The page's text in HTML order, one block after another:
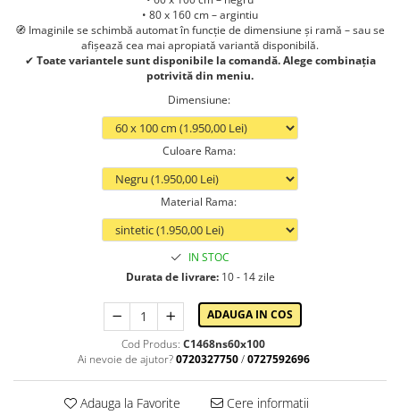
• 80 x 160 cm – argintiu
🧭 Imaginile se schimbă automat în funcție de dimensiune și ramă – sau se
afișează cea mai apropiată variantă disponibilă.
✔ Toate variantele sunt disponibile la comandă. Alege combinația
potrivită din meniu.
Dimensiune:
Culoare Rama:
Material Rama:
IN STOC
Durata de livrare:10 - 14 zile
ADAUGA IN COS
Cod Produs: C1468ns60x100
Ai nevoie de ajutor? 0720327750 /0727592696
Adauga la Favorite Cere informatii